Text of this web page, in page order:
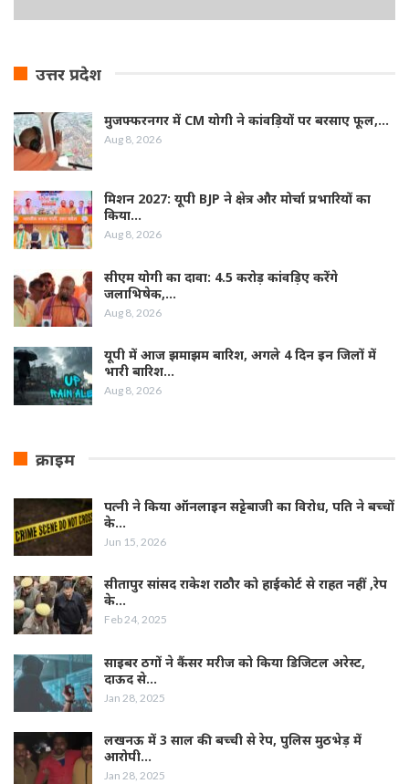
उत्तर प्रदेश
मुजफ्फरनगर में CM योगी ने कांवड़ियों पर बरसाए फूल,…
Aug 8, 2026
मिशन 2027: यूपी BJP ने क्षेत्र और मोर्चा प्रभारियों का
किया…
Aug 8, 2026
सीएम योगी का दावा: 4.5 करोड़ कांवड़िए करेंगे
जलाभिषेक,…
Aug 8, 2026
यूपी में आज झमाझम बारिश, अगले 4 दिन इन जिलों में
भारी बारिश…
Aug 8, 2026
क्राइम
पत्नी ने किया ऑनलाइन सट्टेबाजी का विरोध, पति ने बच्चों
के…
Jun 15, 2026
सीतापुर सांसद राकेश राठौर को हाईकोर्ट से राहत नहीं ,रेप
के…
Feb 24, 2025
साइबर ठगों ने कैंसर मरीज को किया डिजिटल अरेस्ट,
दाऊद से…
Jan 28, 2025
लखनऊ में 3 साल की बच्ची से रेप, पुलिस मुठभेड़ में
आरोपी…
Jan 28, 2025